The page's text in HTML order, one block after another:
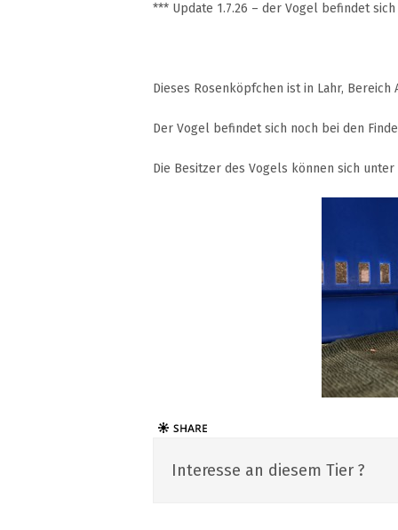
*** Update 1.7.26 – der Vogel befindet
Dieses Rosenköpfchen ist in Lahr,
Der Vogel befindet sich noch bei den
Die Besitzer des Vogels können sich
Interesse an diesem Tier ?